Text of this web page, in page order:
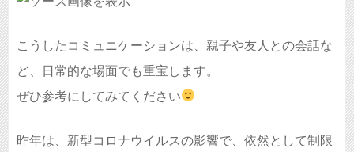
こうしたコミュニケーションは、親子や友人との会話な
ど、日常的な場面でも重宝します。
ぜひ参考にしてみてください
昨年は、新型コロナウイルスの影響で、依然として制限